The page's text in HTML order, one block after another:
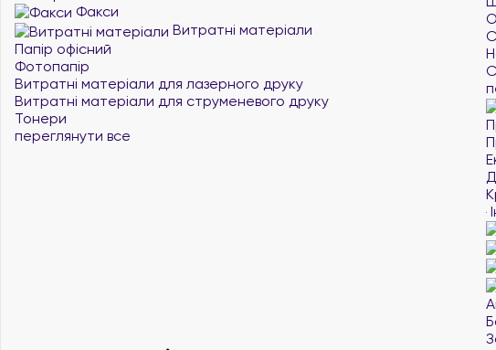
Факси
Витратні матеріали
Папір офісний
Фотопапір
Витратні матеріали для лазерного друку
Витратні матеріали для струменевого друку
Тонери
переглянути все